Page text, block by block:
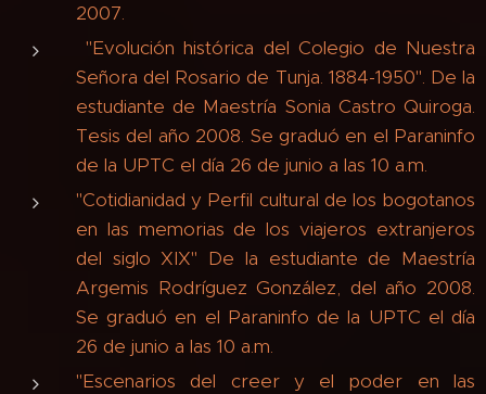
2007.
"Evolución histórica del Colegio de Nuestra
Señora del Rosario de Tunja. 1884-1950". De la
estudiante de Maestría Sonia Castro Quiroga.
Tesis del año 2008. Se graduó en el Paraninfo
de la UPTC el día 26 de junio a las 10 a.m.
"Cotidianidad y Perfil cultural de los bogotanos
en las memorias de los viajeros extranjeros
del siglo XIX" De la estudiante de Maestría
Argemis Rodríguez González, del año 2008.
Se graduó en el Paraninfo de la UPTC el día
26 de junio a las 10 a.m.
"Escenarios del creer y el poder en las